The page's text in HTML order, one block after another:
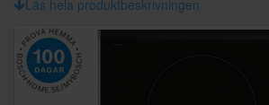
Läs hela produktbeskrivningen